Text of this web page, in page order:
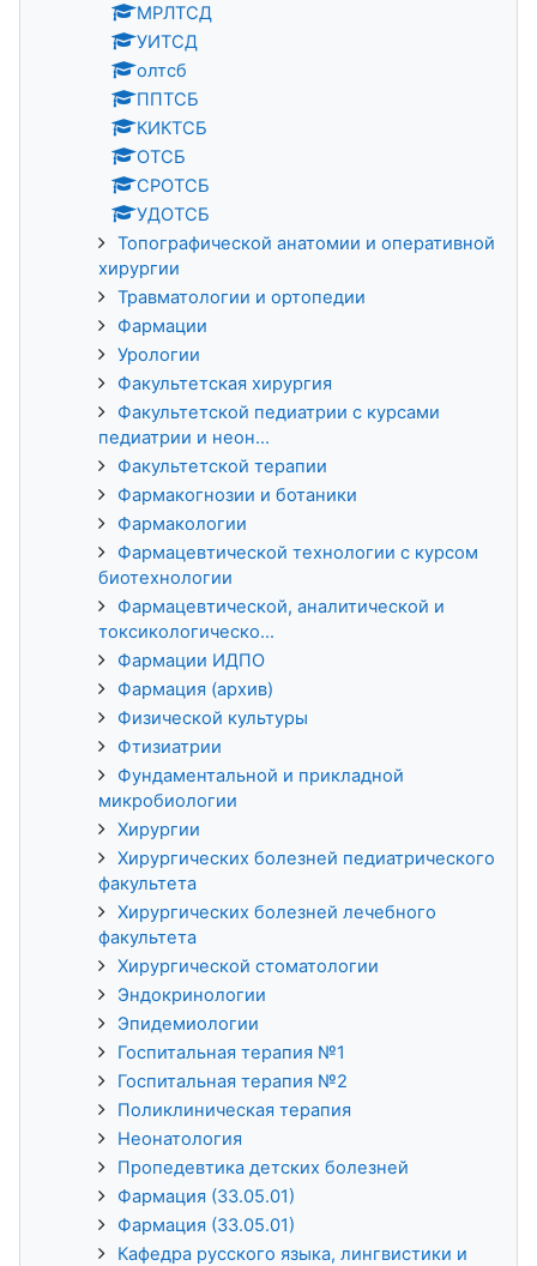
МРЛТСД
УИТСД
олтсб
ППТСБ
КИКТСБ
ОТСБ
СРОТСБ
УДОТСБ
Топографической анатомии и оперативной
хирургии
Травматологии и ортопедии
Фармации
Урологии
Факультетская хирургия
Факультетской педиатрии с курсами
педиатрии и неон...
Факультетской терапии
Фармакогнозии и ботаники
Фармакологии
Фармацевтической технологии с курсом
биотехнологии
Фармацевтической, аналитической и
токсикологическо...
Фармации ИДПО
Фармация (архив)
Физической культуры
Фтизиатрии
Фундаментальной и прикладной
микробиологии
Хирургии
Хирургических болезней педиатрического
факультета
Хирургических болезней лечебного
факультета
Хирургической стоматологии
Эндокринологии
Эпидемиологии
Госпитальная терапия №1
Госпитальная терапия №2
Поликлиническая терапия
Неонатология
Пропедевтика детских болезней
Фармация (33.05.01)
Фармация (33.05.01)
Кафедра русского языка, лингвистики и